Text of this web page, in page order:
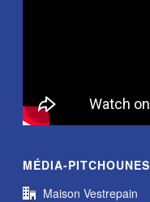
MÉDIA-PITCHOUNES
Maison Vestrepain